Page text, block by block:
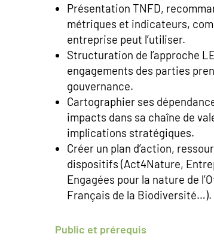
Présentation TNFD,
métriques et indicateurs,
entreprise peut l’utiliser.
Structuration de l’approche
engagements des parties
gouvernance.
Cartographier ses
impacts dans sa chaîne de
implications stratégiques.
Créer un plan d’action,
dispositifs (Act4Nature,
Engagées pour la nature de
Français de la Biodiversité…).
Public et prérequis